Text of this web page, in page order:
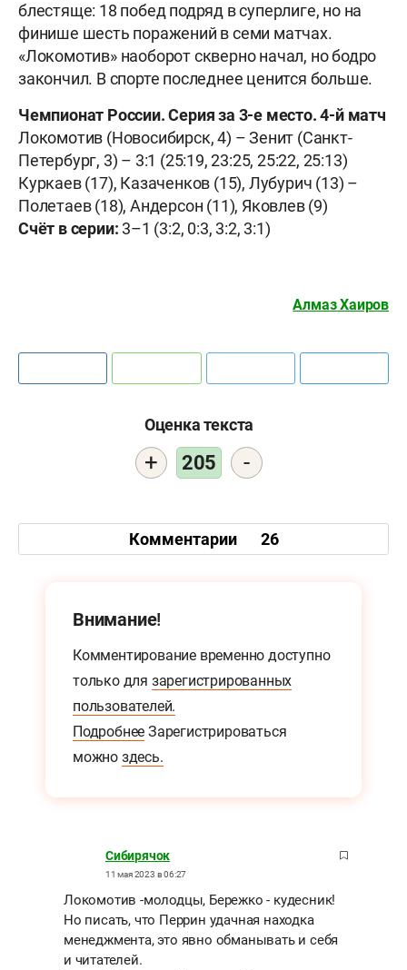
блестяще: 18 побед подряд в суперлиге, но на
финише шесть поражений в семи матчах.
«Локомотив» наоборот скверно начал, но бодро
закончил. В спорте последнее ценится больше.
Чемпионат России. Серия за 3-е место. 4-й матч
Локомотив (Новосибирск, 4) – Зенит (Санкт-
Петербург, 3) – 3:1 (25:19, 23:25, 25:22, 25:13)
Куркаев (17), Казаченков (15), Лубурич (13) –
Полетаев (18), Андерсон (11), Яковлев (9)
Счёт в серии: 3–1 (3:2, 0:3, 3:2, 3:1)
Алмаз Хаиров
Оценка текста
+ 205 -
Комментарии 26
Внимание!
Комментирование временно доступно
только для зарегистрированных
пользователей.
Подробнее Зарегистрироваться
можно здесь.
Сибирячок
11 мая 2023 в 06:27
Локомотив -молодцы, Бережко - кудесник!
Но писать, что Перрин удачная находка
менеджмента, это явно обманывать и себя
и читателей.